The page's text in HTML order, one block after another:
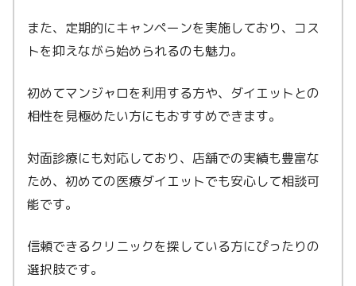
また、定期的にキャンペーンを実施しており、コス
トを抑えながら始められるのも魅力。
初めてマンジャロを利用する方や、ダイエットとの
相性を見極めたい方にもおすすめできます。
対面診療にも対応しており、店舗での実績も豊富な
ため、初めての医療ダイエットでも安心して相談可
能です。
信頼できるクリニックを探している方にぴったりの
選択肢です。